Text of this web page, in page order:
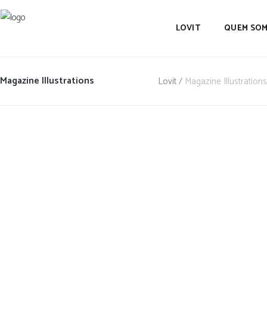
LOVIT QUEM
Magazine Illustrations Lovit/ Magazine Illustrations